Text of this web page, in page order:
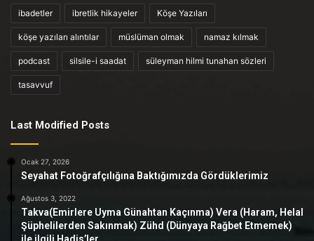
ibadetler ibretlik hikayeler Köşe Yazıları
köşe yazıları alıntılar müslüman olmak namaz kılmak
podcast silsile-i saadat süleyman hilmi tunahan sözleri
tasavvuf
Last Modified Posts
Ocak 27, 2026
Seyahat Fotoğrafçılığına Baktığımızda Gördüklerimiz
Ağustos 3, 2022
Takva(Emirlere Uyma Günahtan Kaçınma) Vera (Haram, Helal
Şüphelilerden Sakınmak) Zühd (Dünyaya Rağbet Etmemek)